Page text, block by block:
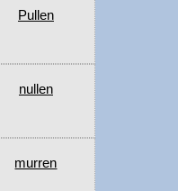
Pullen
nullen
murren